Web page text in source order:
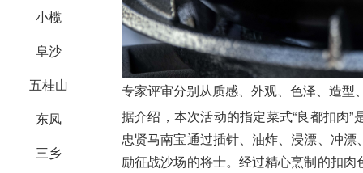
小榄
阜沙
五桂山
东凤
三乡
专家评审分别从质感、外观、色泽、造
据介绍，本次活动的指定菜式“良都扣肉
忠贤马南宝通过插针、油炸、浸漂、冲
励征战沙场的将士。经过精心烹制的扣